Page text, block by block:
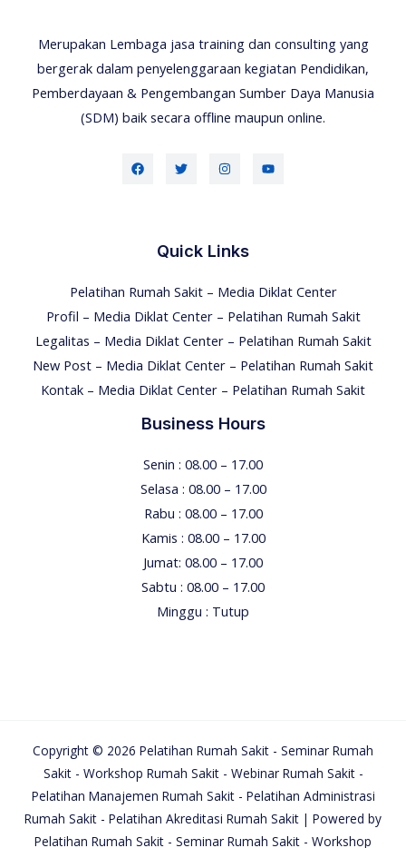
Merupakan Lembaga jasa training dan consulting yang
bergerak dalam penyelenggaraan kegiatan Pendidikan,
Pemberdayaan & Pengembangan Sumber Daya Manusia
(SDM) baik secara offline maupun online.
Quick Links
Pelatihan Rumah Sakit – Media Diklat Center
Profil – Media Diklat Center – Pelatihan Rumah Sakit
Legalitas – Media Diklat Center – Pelatihan Rumah Sakit
New Post – Media Diklat Center – Pelatihan Rumah Sakit
Kontak – Media Diklat Center – Pelatihan Rumah Sakit
Business Hours
Senin : 08.00 – 17.00
Selasa : 08.00 – 17.00
Rabu : 08.00 – 17.00
Kamis : 08.00 – 17.00
Jumat: 08.00 – 17.00
Sabtu : 08.00 – 17.00
Minggu : Tutup
Copyright © 2026 Pelatihan Rumah Sakit - Seminar Rumah
Sakit - Workshop Rumah Sakit - Webinar Rumah Sakit -
Pelatihan Manajemen Rumah Sakit - Pelatihan Administrasi
Rumah Sakit - Pelatihan Akreditasi Rumah Sakit | Powered by
Pelatihan Rumah Sakit - Seminar Rumah Sakit - Workshop